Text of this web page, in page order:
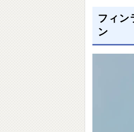
フィン
ン